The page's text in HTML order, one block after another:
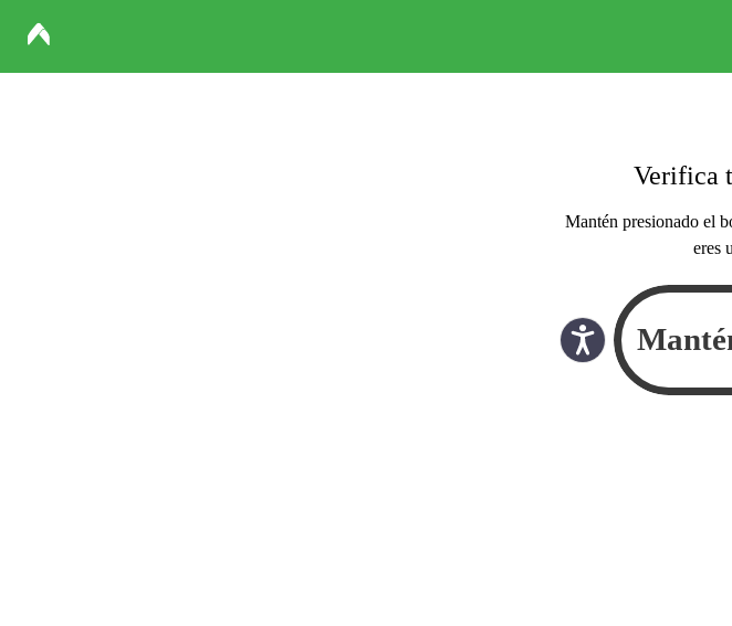
Verifica
Mantén presionado el
eres